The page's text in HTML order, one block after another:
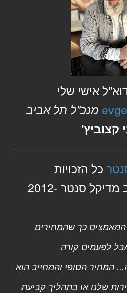
אישי שלי
מנכ"ל תל אביב
קצוביץ'
כל הזכויות
שמורות לתל אביב מדיקל סנטר 2012-
המאמצים כך שהמחירים
לפעמים קורה
המחיר הסופי והמחייב הוא
שלנו או בתהליך קביעת